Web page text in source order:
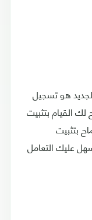
هو تسجيل
القيام بتثبيت
بتثبيت
عليك التعامل